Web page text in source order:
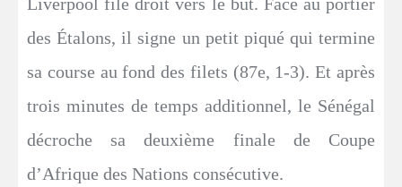
des Étalons, il signe un petit piqué qui termine
sa course au fond des filets (87e, 1-3). Et après
trois minutes de temps additionnel, le Sénégal
décroche sa deuxième finale de Coupe
d’Afrique des Nations consécutive.